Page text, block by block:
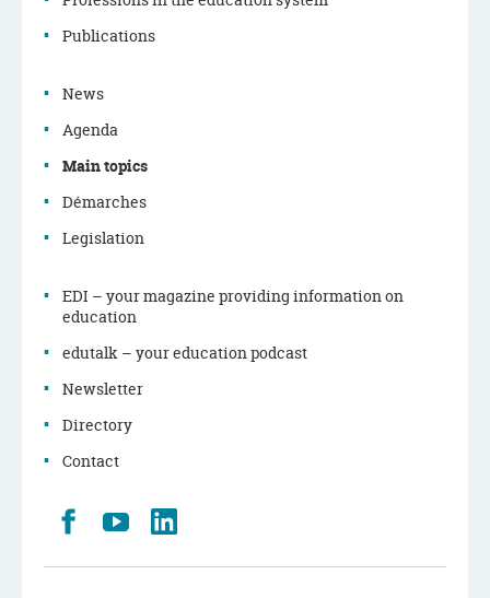
menu
Publications
News
Agenda
Main topics
Démarches
Legislation
EDI – your magazine providing information on
education
edutalk – your education podcast
Newsletter
Directory
Contact
Retrouvez
nous
Facebook
Youtube